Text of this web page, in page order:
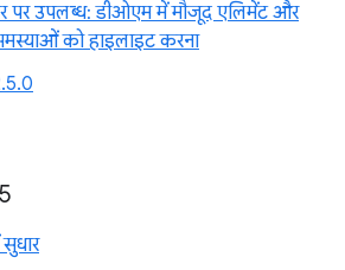
पर उपलब्ध: डीओएम में मौजूद एलिमेंट और
को हाइलाइट करना